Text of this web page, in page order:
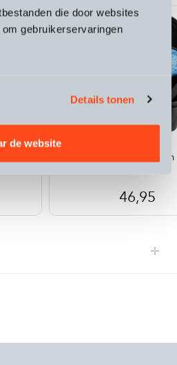
die door websites
gebruikerservaringen
Details tonen
de website
Chain Care Premium
46,95